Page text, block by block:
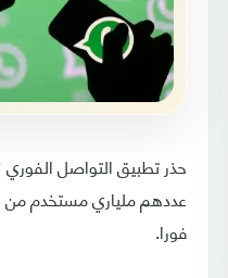
حذر تطبيق التواصل
عددهم ملياري مستخدم من
فورا.